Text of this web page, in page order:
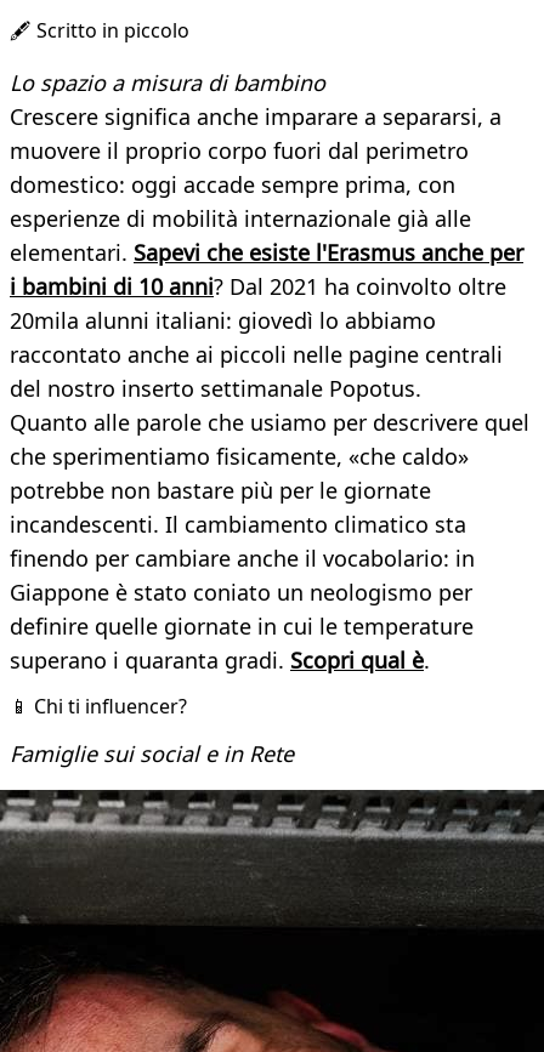
🖋️ Scritto in piccolo
Lo spazio a misura di bambino
Crescere significa anche imparare a separarsi, a
muovere il proprio corpo fuori dal perimetro
domestico: oggi accade sempre prima, con
esperienze di mobilità internazionale già alle
elementari. Sapevi che esiste l'Erasmus anche per
i bambini di 10 anni? Dal 2021 ha coinvolto oltre
20mila alunni italiani: giovedì lo abbiamo
raccontato anche ai piccoli nelle pagine centrali
del nostro inserto settimanale Popotus.
Quanto alle parole che usiamo per descrivere quel
che sperimentiamo fisicamente, «che caldo»
potrebbe non bastare più per le giornate
incandescenti. Il cambiamento climatico sta
finendo per cambiare anche il vocabolario: in
Giappone è stato coniato un neologismo per
definire quelle giornate in cui le temperature
superano i quaranta gradi. Scopri qual è.
📱 Chi ti influencer?
Famiglie sui social e in Rete